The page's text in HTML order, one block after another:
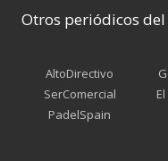
Otros periódicos
AltoDirectivo
SerComercial
PadelSpain